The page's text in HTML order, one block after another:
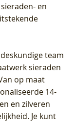
en
deskundige team
sieraden
op maat
14-
en zilveren
Je kunt